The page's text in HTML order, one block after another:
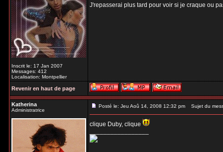
Inscrit le: 17 Jan 2007
Messages: 412
Localisation: Montpellier
J'repasserai plus tard pour voir si je craque ou
Revenir en haut de page
Katherina
Administratrice
Posté le: Jeu Aoû 14, 2008 12:32 pm Sujet du
clique Duby, clique
_________________